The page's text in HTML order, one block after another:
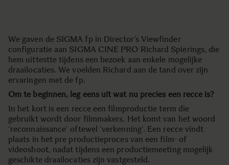
We gaven de SIGMA fp in Director’s Viewfinder
configuratie aan SIGMA CINE PRO Richard Spierings, die
hem uittestte tijdens een bezoek aan enkele mogelijke
draailocaties. We voelden Richard aan de tand over zijn
ervaringen met de fp.
Om te beginnen, leg eens uit wat nu precies een recce is?
In het kort is een recce een filmproductie term die
gebruikt wordt door filmmakers. Het komt van het woord
‘reconnaissance’ oftewel ‘verkenning’. Een recce vindt
plaats in het pre productieproces van een film- of
videoshoot, nadat tijdens een productiemeeting mogelijk
geschikte draailocaties zijn vastgesteld.